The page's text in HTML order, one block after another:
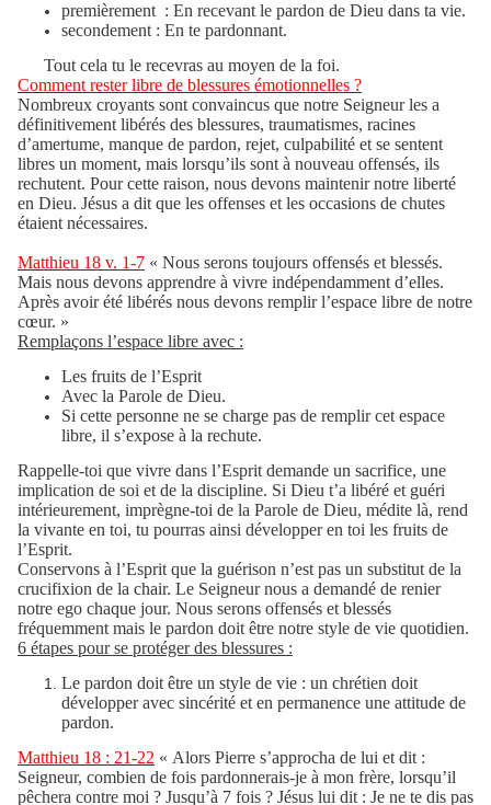
premièrement : En recevant le pardon de Dieu dans ta vie.
secondement : En te pardonnant.
Tout cela tu le recevras au moyen de la foi.
Comment rester libre de blessures émotionnelles ?
Nombreux croyants sont convaincus que notre Seigneur les a
définitivement libérés des blessures, traumatismes, racines
d’amertume, manque de pardon, rejet, culpabilité et se sentent
libres un moment, mais lorsqu’ils sont à nouveau offensés, ils
rechutent. Pour cette raison, nous devons maintenir notre liberté
en Dieu. Jésus a dit que les offenses et les occasions de chutes
étaient nécessaires.
Matthieu 18 v. 1-7 « Nous serons toujours offensés et blessés.
Mais nous devons apprendre à vivre indépendamment d’elles.
Après avoir été libérés nous devons remplir l’espace libre de notre
cœur. »
Remplaçons l’espace libre avec :
Les fruits de l’Esprit
Avec la Parole de Dieu.
Si cette personne ne se charge pas de remplir cet espace
libre, il s’expose à la rechute.
Rappelle-toi que vivre dans l’Esprit demande un sacrifice, une
implication de soi et de la discipline. Si Dieu t’a libéré et guéri
intérieurement, imprègne-toi de la Parole de Dieu, médite là, rend
la vivante en toi, tu pourras ainsi développer en toi les fruits de
l’Esprit.
Conservons à l’Esprit que la guérison n’est pas un substitut de la
crucifixion de la chair. Le Seigneur nous a demandé de renier
notre ego chaque jour. Nous serons offensés et blessés
fréquemment mais le pardon doit être notre style de vie quotidien.
6 étapes pour se protéger des blessures :
Le pardon doit être un style de vie : un chrétien doit
développer avec sincérité et en permanence une attitude de
pardon.
Matthieu 18 : 21-22 « Alors Pierre s’approcha de lui et dit :
Seigneur, combien de fois pardonnerais-je à mon frère, lorsqu’il
pêchera contre moi ? Jusqu’à 7 fois ? Jésus lui dit : Je ne te dis pas